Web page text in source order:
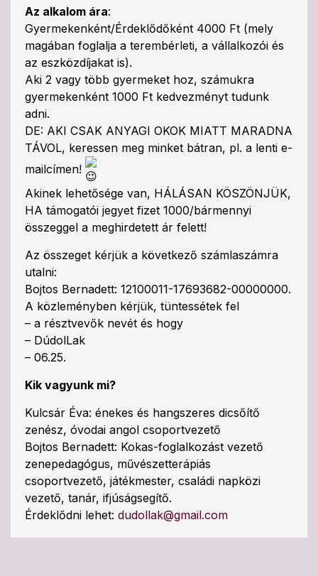
Az alkalom ára:
Gyermekenként/Érdeklődőként 4000 Ft (mely
magában foglalja a terembérleti, a vállalkozói és
az eszközdíjakat is).
Aki 2 vagy több gyermeket hoz, számukra
gyermekenként 1000 Ft kedvezményt tudunk
adni.
DE: AKI CSAK ANYAGI OKOK MIATT MARADNA
TÁVOL, keressen meg minket bátran, pl. a lenti e-
mailcímen!
Akinek lehetősége van, HÁLÁSAN KÖSZÖNJÜK,
HA támogatói jegyet fizet 1000/bármennyi
összeggel a meghirdetett ár felett!
Az összeget kérjük a következő számlaszámra
utalni:
Bojtos Bernadett: 12100011-17693682-00000000.
A közleményben kérjük, tüntessétek fel
– a résztvevők nevét és hogy
– DúdolLak
– 06.25.
Kik vagyunk mi?
Kulcsár Éva: énekes és hangszeres dicsőítő
zenész, óvodai angol csoportvezető
Bojtos Bernadett: Kokas-foglalkozást vezető
zenepedagógus, művészetterápiás
csoportvezető, játékmester, családi napközi
vezető, tanár, ifjúságsegítő.
Érdeklődni lehet: dudollak@gmail.com